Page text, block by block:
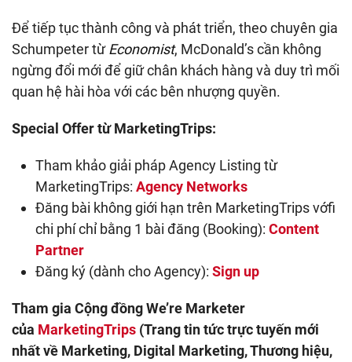
Để tiếp tục thành công và phát triển, theo chuyên gia
Schumpeter từEconomist, McDonald’s cần không
ngừng đổi mới để giữ chân khách hàng và duy trì mối
quan hệ hài hòa với các bên nhượng quyền.
Special Offer từ MarketingTrips:
Tham khảo giải pháp Agency Listing từ
MarketingTrips: Agency Networks
Đăng bài không giới hạn trên MarketingTrips vớfi
chi phí chỉ bằng 1 bài đăng (Booking): Content
Partner
Đăng ký (dành cho Agency): Sign up
Tham gia Cộng đồng We’re Marketer
của MarketingTrips (Trang tin tức trực tuyến mới
nhất về Marketing, Digital Marketing, Thương hiệu,